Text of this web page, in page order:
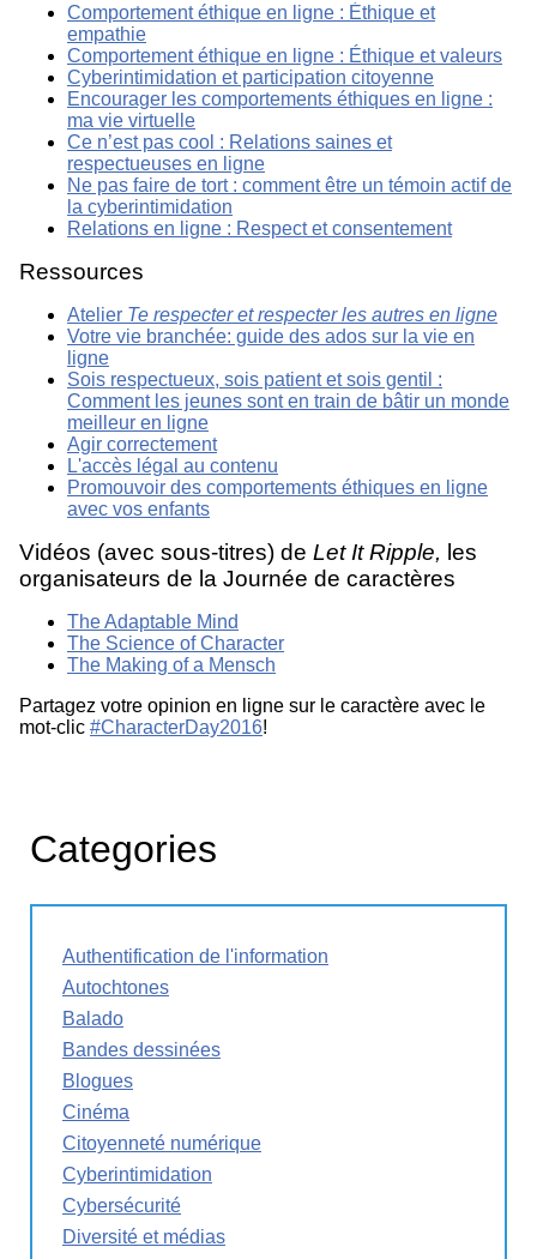
Comportement éthique en ligne : Éthique et
empathie
Comportement éthique en ligne : Éthique et valeurs
Cyberintimidation et participation citoyenne
Encourager les comportements éthiques en ligne :
ma vie virtuelle
Ce n’est pas cool : Relations saines et
respectueuses en ligne
Ne pas faire de tort : comment être un témoin actif de
la cyberintimidation
Relations en ligne : Respect et consentement
Ressources
Atelier Te respecter et respecter les autres en ligne
Votre vie branchée: guide des ados sur la vie en
ligne
Sois respectueux, sois patient et sois gentil :
Comment les jeunes sont en train de bâtir un monde
meilleur en ligne
Agir correctement
L'accès légal au contenu
Promouvoir des comportements éthiques en ligne
avec vos enfants
Vidéos (avec sous-titres) de Let It Ripple, les
organisateurs de la Journée de caractères
The Adaptable Mind
The Science of Character
The Making of a Mensch
Partagez votre opinion en ligne sur le caractère avec le
mot-clic #CharacterDay2016!
Categories
Authentification de l'information
Autochtones
Balado
Bandes dessinées
Blogues
Cinéma
Citoyenneté numérique
Cyberintimidation
Cybersécurité
Diversité et médias